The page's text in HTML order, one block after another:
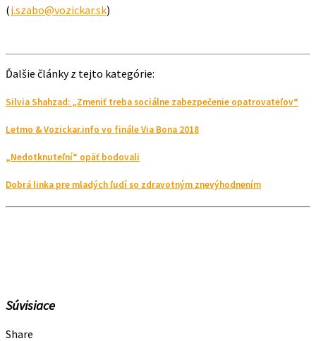
(j.szabo@vozickar.sk)
Ďalšie články z tejto kategórie:
Silvia Shahzad: „Zmeniť treba sociálne zabezpečenie opatrovateľov“
Letmo & Vozickar.info vo finále Via Bona 2018
„Nedotknuteľní“ opäť bodovali
Dobrá linka pre mladých ľudí so zdravotným znevýhodnením
Súvisiace
Share